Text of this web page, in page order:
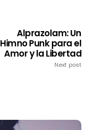
Alprazolam: Un
Himno Punk para el
Amor y la Libertad
Next post